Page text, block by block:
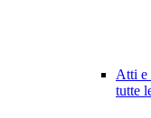
Atti e
tutte